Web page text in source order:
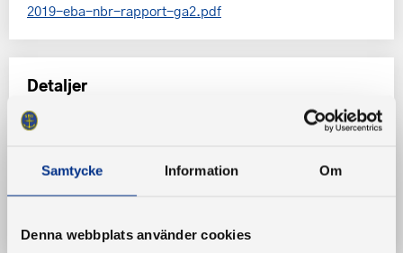
Samtycke Information Om
Denna webbplats använder cookies
2019-eba-nbr-rapport-ga2.pdf
Detaljer
Uppdaterad:
European Boating Association protokoll